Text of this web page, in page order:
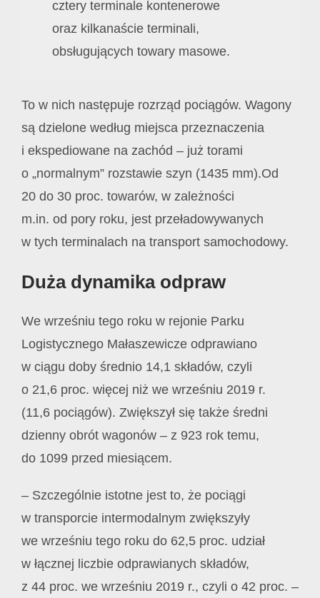
cztery terminale kontenerowe
oraz kilkanaście terminali,
obsługujących towary masowe.
To w nich następuje rozrząd pociągów. Wagony
są dzielone według miejsca przeznaczenia
i ekspediowane na zachód – już torami
o „normalnym” rozstawie szyn (1435 mm).Od
20 do 30 proc. towarów, w zależności
m.in. od pory roku, jest przeładowywanych
w tych terminalach na transport samochodowy.
Duża dynamika odpraw
We wrześniu tego roku w rejonie Parku
Logistycznego Małaszewicze odprawiano
w ciągu doby średnio 14,1 składów, czyli
o 21,6 proc. więcej niż we wrześniu 2019 r.
(11,6 pociągów). Zwiększył się także średni
dzienny obrót wagonów – z 923 rok temu,
do 1099 przed miesiącem.
– Szczególnie istotne jest to, że pociągi
w transporcie intermodalnym zwiększyły
we wrześniu tego roku do 62,5 proc. udział
w łącznej liczbie odprawianych składów,
z 44 proc. we wrześniu 2019 r., czyli o 42 proc. –